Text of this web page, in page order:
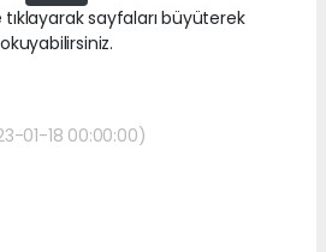
sayfaları büyüterek
okuyabilirsiniz.
01-18 00:00:00)